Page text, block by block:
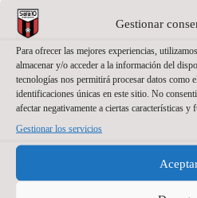
Gestionar
Para ofrecer las mejores experiencias,
almacenar y/o acceder a la información del
tecnologías nos permitirá procesar datos como
identificaciones únicas en este sitio. No
afectar negativamente a ciertas características y
Gestionar los servicios
fútbol sala español.
Tiene 21 años, pero
recorrido.
Read More »